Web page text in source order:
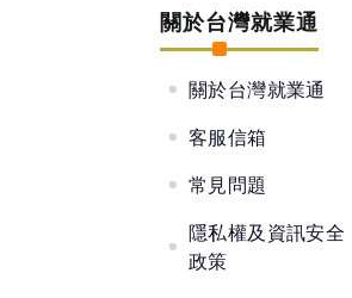
關於台灣就業通
關於台灣就業通
客服信箱
常見問題
隱私權及資訊安全
政策